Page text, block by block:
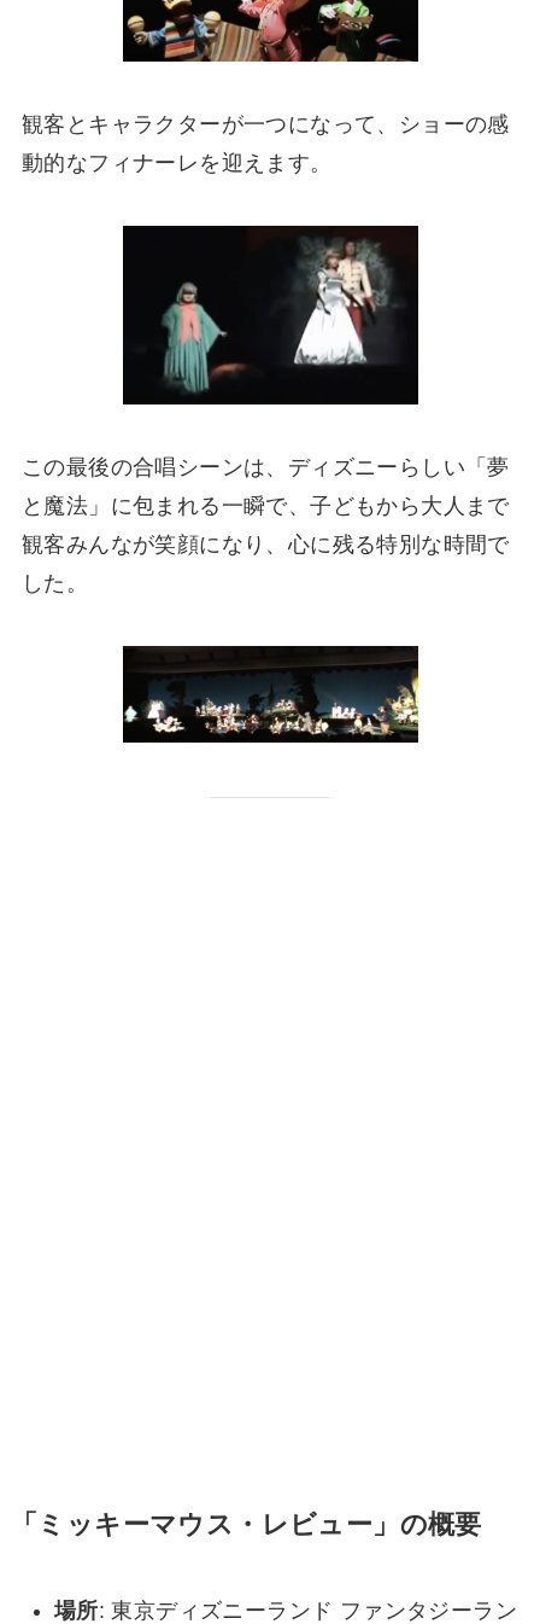
観客とキャラクターが一つになって、ショーの感
動的なフィナーレを迎えます。
この最後の合唱シーンは、ディズニーらしい「夢
と魔法」に包まれる一瞬で、子どもから大人まで
観客みんなが笑顔になり、心に残る特別な時間で
した。
「ミッキーマウス・レビュー」の概要
場所: 東京ディズニーランド ファンタジーラン